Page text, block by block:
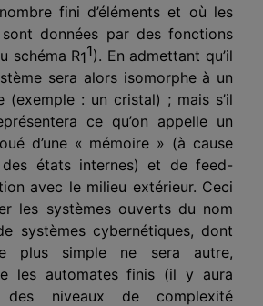
fini d’éléments et où les
données par des fonctions
schéma R11). En admettant qu’il
sera alors isomorphe à un
(exemple : un cristal) ; mais s’il
ce qu’on appelle un
d’une « mémoire » (à cause
états internes) et de feed-
avec le milieu extérieur. Ceci
les systèmes ouverts du nom
systèmes cybernétiques, dont
plus simple ne sera autre,
les automates finis (il y aura
des niveaux de complexité